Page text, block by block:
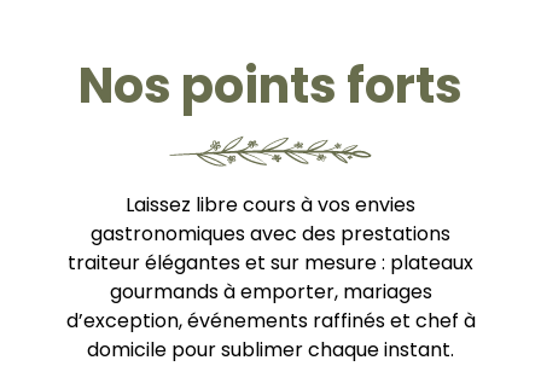
Nos points forts
Laissez libre cours à vos envies
gastronomiques avec des prestations
traiteur élégantes et sur mesure : plateaux
gourmands à emporter, mariages
d’exception, événements raffinés et chef à
domicile pour sublimer chaque instant.